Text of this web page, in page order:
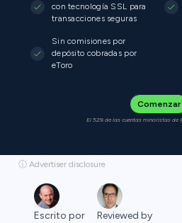
con tecnología SSL para
transacciones seguras
Sin comisiones por
depósito cobradas por
eToro
Comenzar
El 52% de las cuentas minoristas de
ⓘ Advertiser disclosure
Escrito por Reviewed by